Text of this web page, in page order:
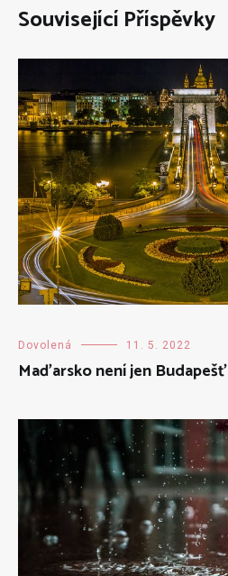
Související Příspěvky
Dovolená 11. 5. 2022
Maďarsko není jen Budapešť